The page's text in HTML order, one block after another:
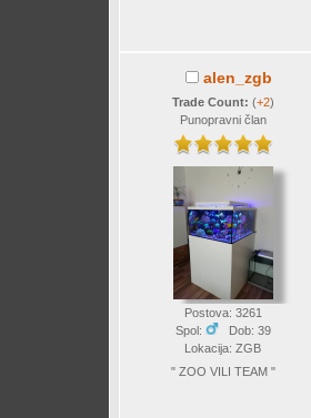
alen_zgb
Trade Count: (+2)
Punopravni član
Postova: 3261
Spol:
Dob: 39
Lokacija: ZGB
" ZOO VILI TEAM "